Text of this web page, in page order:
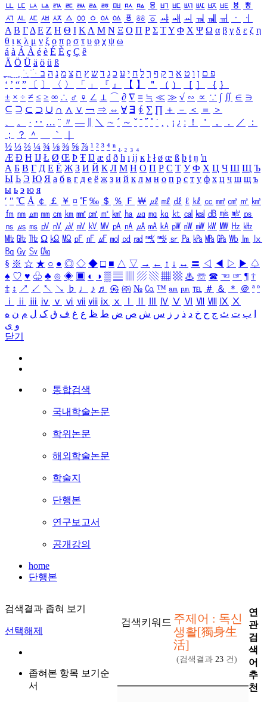
ㅥ ㅦ ㅧ ㅨ ㅩ ㅪ ㅫ ㅬ ㅭ ㅮ ㅯ ㅰ ㅱ ㅲ ㅳ ㅴ ㅵ ㅶ ㅷ ㅸ
ㅹ
ㅺ ㅻ ㅼ ㅽ ㅾ ㅿ ㆀ ㆁ ㆂ ㆃ ㆄ ㆅ ㆆ ㆇ ㆈ ㆉ ㆊ ㆋ ㆌ ㆍ
ㆎ
Α Β ΓΔ Ε Ζ Η Θ Ι ΚΛ Μ Ν Ξ Ο Π Ρ Σ ΤΥ Φ Χ Ψ Ω α β γ δ ε ζ η
θ ι κ λ μ ν ξ ο π ρ σ τ υ φ χ ψ ω
á à Á À é è É È ç Ç ê
Ä Ö Ü ä ö ü ß
ִֶֹ ֻּ ׁׂ פ ם ן ו ט א ר ק ף ך ל ח י ע כ ג ד ש ץ ת צ מ נ ה ב
‘ ’ “ ” 〔 〕 〈 〉 「 」 『 』 【 】 ＂ （ ） ［ ］ ｛ ｝
± × ÷ ≠ ≤ ≥ ∞ ∴ ♂ ♀ ∠ ⊥ ⌒ ∂ ∇ ≡ ≒ ≪ ≫ √ ∽ ∝ ∵ ∫ ∬ ∈ ∋
⊆ ⊇ ⊂ ⊃ ∪ ∩ ∧ ∨ ￢ ⇒ ⇔ ∀ ∃ ∮ ∑ ∏ ＋ － ＜ ＝
＞
、
。 · ‥ … ¨ 〃 ― ＼ ∼ ´ ～ ˇ ˘ ˝ ˚ ˙ ¸ ¡ ¿ ː ！ ＇ ， ． ／
：
；
？ ＾ ｀
½ ⅓ ⅔ ¼ ¾ ⅛ ⅜ ⅝ ⅞ ¹ ² ³ ⁴ ⁿ ₁ ₂ ₃ ₄
Æ Ð Ħ Ĳ Ł Ø Œ Þ Ŧ Ŋ æ đ ð ħ ı ĳ ĸ ŀ ł ø œ ß þ ŧ ŋ ŉ
А Б В Г Д Е Ё Ж З И Й К Л М Н О П Р С Т У Ф Х Ц Ч Ш Щ Ъ
Ы Ь Э Ю Я а б в г д е ё ж з и й к л м н о п р с т у ф х ц ч ш щ ъ
ы ь э ю я
′ ″ ℃ Å ￠ ￡ ￥ ¤ ℉ ‰ ＄ ％ Ｆ ￦ ㎕ ㎖ ㎗ ℓ ㎘ ㏄ ㎣ ㎤ ㎥ ㎦
㎙ ㎚ ㎛ ㎜ ㎝ ㎞ ㎟ ㎠ ㎡ ㎢ ㏊ ㎍ ㎎ ㎏ ㏏ ㎈ ㎉ ㏈ ㎧ ㎨ ㎰
㎱ ㎲ ㎳ ㎴ ㎵ ㎶ ㎷ ㎸ ㎹ ㎀ ㎁ ㎂ ㎃ ㎄ ㎺ ㎻ ㎽ ㎾ ㎿ ㎐ ㎑
㎒ ㎓ ㎔ Ω ㏀ ㏁ ㎊ ㎋ ㎌ ㏖ ㏅ ㎭ ㎮ ㎯ ㏛ ㎩ ㎪ ㎫ ㎬ ㏝ ㏐
㏓
㏃ ㏉ ㏜ ㏆
§ ※ ☆ ★ ○ ● ◎ ◇ ◆ □ ■ △ ▽ → ← ↑ ↓ ↔ 〓 ◁ ◀ ▷ ▶ ♤
♠ ♡ ♥ ♧ ♣ ⊙ ◈ ▣ ◐ ◑ ▒ ▤ ▨ ▧ ▦ ▩ ♨ ☏ ☎ ☜ ☞ ¶ †
‡ ↕ ↗ ↙ ↖ ↘ ♭ ♩ ♪ ♬ ㉿ ㈜ № ㏇ ™ ㏂ ㏘ ℡ ＃ ＆ ＊ ＠ ª º
ⅰ
ⅱ ⅲ ⅳ ⅴ ⅵ ⅶ ⅷ ⅸ ⅹ Ⅳ Ⅴ Ⅵ Ⅶ Ⅷ Ⅸ Ⅹ
ب ت ث ج ح خ د ذ ر ز س ش ص ض ط ظ ع غ ف ق ک ل م ن ه
و ی
닫기
통합검색
국내학술논문
학위논문
해외학술논문
학술지
단행본
연구보고서
공개강의
home
단행본
검색결과 좁혀 보기
선택해제
좁혀본 항목 보기순
서
검색키워드 주제어 : 독신
생활[獨身生
活]
(검색결과 23 건)
연
관
검
색
어
추
천